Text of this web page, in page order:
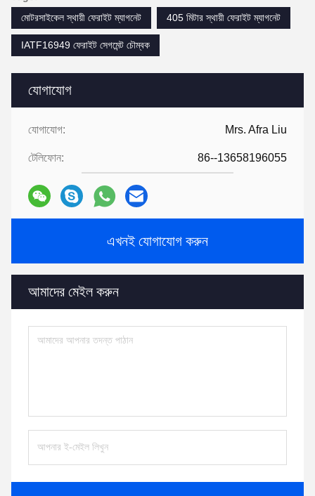
যোগাযোগ
যোগাযোগ: Mrs. Afra Liu
টেলিফোন: 86--13658196055
এখনই যোগাযোগ করুন
আমাদের মেইল ​​করুন
মোটরসাইকেল স্থায়ী ফেরাইট ম্যাগনেট
405 মিটার স্থায়ী ফেরাইট ম্যাগনেট
IATF16949 ফেরাইট সেগমেন্ট চৌম্বক